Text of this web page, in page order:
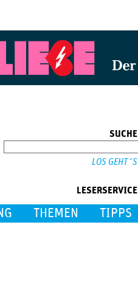
SUCHE
LESERSERVICE
THEMEN TIPPS